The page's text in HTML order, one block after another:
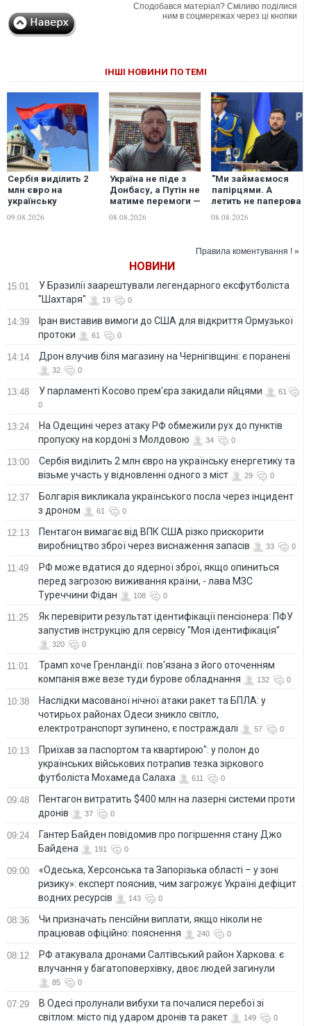
Сподобався матеріал? Сміливо поділися
ним в соцмережах через ці кнопки
ІНШІ НОВИНИ ПО ТЕМІ
Сербія виділить 2
млн євро на
українську
енергетику та
візьме участь у
09.08.2026
Україна не піде з
Донбасу, а Путін не
матиме перемоги —
Зеленський про
ситуацію на фронті
08.08.2026
"Ми займаємося
папірцями. А
летить не паперова
ракета", -
Зеленський
ліцензії на Patriot
ще у перший рік
08.08.2026
Правила коментування ! »
НОВИНИ
15:01
У Бразилії заарештували легендарного ексфутболіста
"Шахтаря"
19 0
14:39
Іран виставив вимоги до США для відкриття Ормузької
протоки
61 0
14:14 Дрон влучив біля магазину на Чернігівщині: є поранені
32 0
13:48 У парламенті Косово прем'єра закидали яйцями
61
0
13:24
На Одещині через атаку РФ обмежили рух до пунктів
пропуску на кордоні з Молдовою
34 0
13:00
Сербія виділить 2 млн євро на українську енергетику та
візьме участь у відновленні одного з міст
29 0
12:37
Болгарія викликала українського посла через інцидент
з дроном
61 0
12:13
Пентагон вимагає від ВПК США різко прискорити
виробництво зброї через виснаження запасів
33 0
11:49
РФ може вдатися до ядерної зброї, якщо опиниться
перед загрозою виживання країни, - лава МЗС
Туреччини Фідан
108 0
11:25
Як перевірити результат ідентифікації пенсіонера: ПФУ
запустив інструкцію для сервісу "Моя ідентифікація"
320 0
11:01
Трамп хоче Гренландії: пов'язана з його оточенням
компанія вже везе туди бурове обладнання
132 0
10:38
Наслідки масованої нічної атаки ракет та БПЛА: у
чотирьох районах Одеси зникло світло,
електротранспорт зупинено, є постраждалі
57 0
10:13
Приїхав за паспортом та квартирою": у полон до
українських військових потрапив тезка зіркового
футболіста Мохамеда Салаха
611 0
09:48
Пентагон витратить $400 млн на лазерні системи проти
дронів
37 0
09:24
Гантер Байден повідомив про погіршення стану Джо
Байдена
191 0
09:00
«Одеська, Херсонська та Запорізька області – у зоні
ризику»: експерт пояснив, чим загрожує Україні дефіцит
водних ресурсів
143 0
08:36
Чи призначать пенсійни виплати, якщо ніколи не
працював офіційно: пояснення
240 0
08:12
РФ атакувала дронами Салтівський район Харкова: є
влучання у багатоповерхівку, двоє людей загинули
85 0
07:29
В Одесі пролунали вибухи та почалися перебої зі
світлом: місто під ударом дронів та ракет
149 0